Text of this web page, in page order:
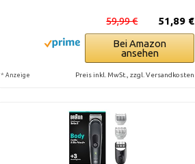
51,89 €
59,99 €
Bei Amazon
ansehen
* Anzeige Preis inkl. MwSt., zzgl. Versandkosten